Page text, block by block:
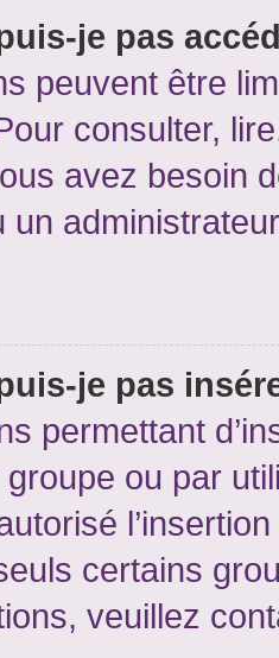
je pas
peuvent être
consulter,
avez besoin
un
je pas
permettant
ou par
certains
veuillez